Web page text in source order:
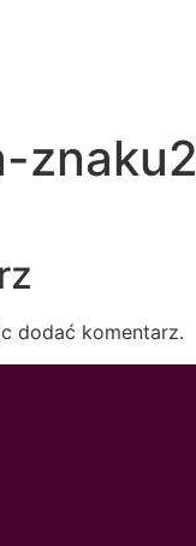
znaku2
dodać komentarz.